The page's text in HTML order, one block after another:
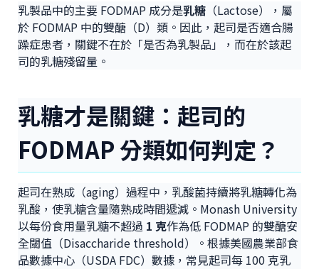
乳製品中的主要 FODMAP 成分是乳糖 （Lactose），屬
於 FODMAP 中的雙醣（D）類。因此，起司是否適合腸
躁症患者，關鍵不在於「是否為乳製品」，而在於該起
司的乳糖殘留量。
乳糖才是關鍵：起司的
FODMAP 分類如何判定？
起司在熟成（aging）過程中，乳酸菌持續將乳糖轉化為
乳酸，使乳糖含量隨熟成時間遞減。Monash University
以每份食用量乳糖不超過 1 克作為低 FODMAP 的雙醣安
全閾值（Disaccharide threshold）。根據美國農業部食
品數據中心（USDA FDC）數據，常見起司每 100 克乳